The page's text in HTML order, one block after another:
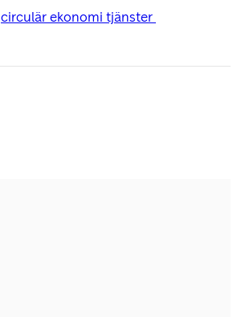
circulär ekonomi tjänster